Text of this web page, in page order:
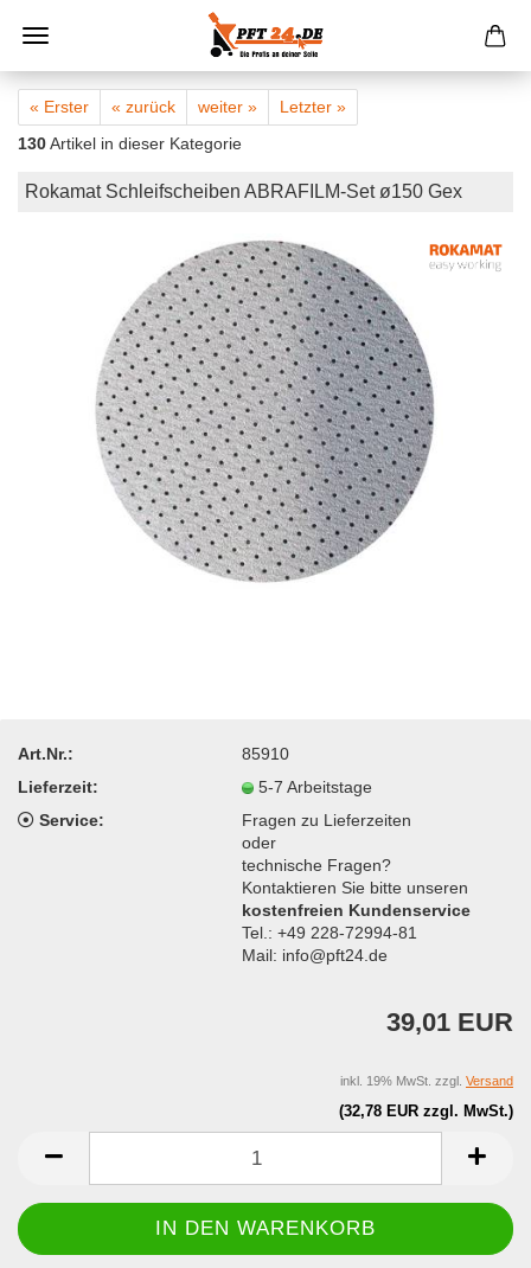
« Erster « zurück weiter »
Letzter »
130Artikel in dieser Kategorie
Rokamat Schleifscheiben ABRAFILM-Set ø150 Gex
Art.Nr.:
85910
Lieferzeit:
5-7 Arbeitstage
Service:
Fragen zu Lieferzeiten
oder
technische Fragen?
Kontaktieren Sie bitte unseren
kostenfreien Kundenservice
Tel.: +49 228-72994-81
Mail: info@pft24.de
39,01 EUR
(32,78 EUR zzgl. MwSt.)
inkl. 19% MwSt. zzgl. Versand